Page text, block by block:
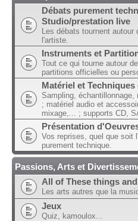
Débats purement
Studio/prestation live
Les débats tournent
l'artiste.
Instruments et
Tout ce qui tourne autour
partitions officielles ou
Matériel et
Sampling,
; matériel audio et
mixage,... ; supports CD,
Présentation
Vos reprises, quel que soit
purement technique.
Passions, Arts et
All of These things
Les arts autres que la
Jeux
Quiz, kamoulox...